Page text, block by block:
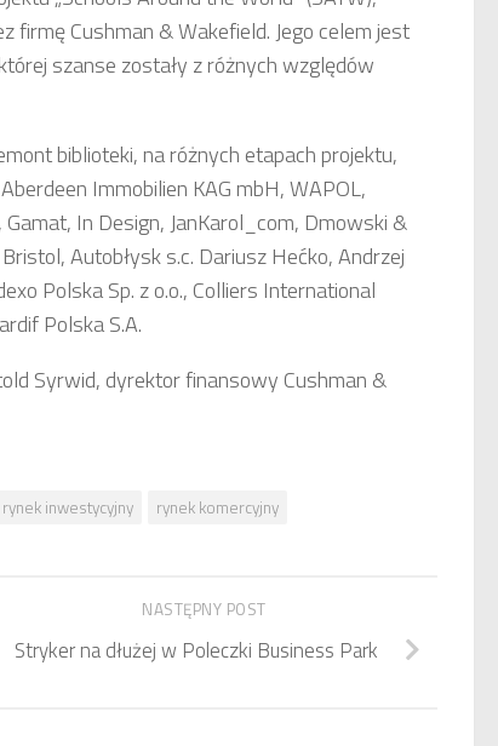
Cushman & Wakefield. Jego celem jest
szanse zostały z różnych względów
biblioteki, na różnych etapach projektu,
Immobilien KAG mbH, WAPOL,
In Design, JanKarol_com, Dmowski &
Autobłysk s.c. Dariusz Hećko, Andrzej
Polska Sp. z o.o., Colliers International
Polska S.A.
Syrwid, dyrektor finansowy Cushman &
rynek inwestycyjny rynek komercyjny
NASTĘPNY POST
Stryker na dłużej w Poleczki Business Park